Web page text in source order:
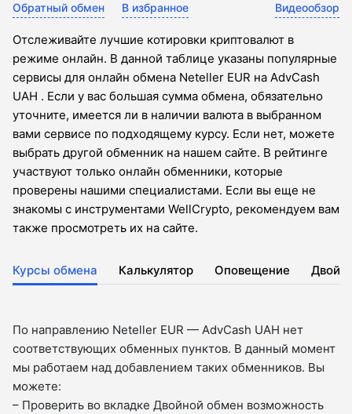
Обратный обмен В избранное Видеообзор
Отслеживайте лучшие котировки криптовалют в
режиме онлайн. В данной таблице указаны популярные
сервисы для онлайн обмена Neteller EUR на AdvCash
UAH . Если у вас большая сумма обмена, обязательно
уточните, имеется ли в наличии валюта в выбранном
вами сервисе по подходящему курсу. Если нет, можете
выбрать другой обменник на нашем сайте. В рейтинге
участвуют только онлайн обменники, которые
проверены нашими специалистами. Если вы еще не
знакомы с инструментами WellCrypto, рекомендуем вам
также просмотреть их на сайте.
Курсы обмена Калькулятор Оповещение
По направлению Neteller EUR — AdvCash UAH нет
соответствующих обменных пунктов. В данный момент
мы работаем над добавлением таких обменников. Вы
можете:
– Проверить во вкладкe Двойной обмен возможность